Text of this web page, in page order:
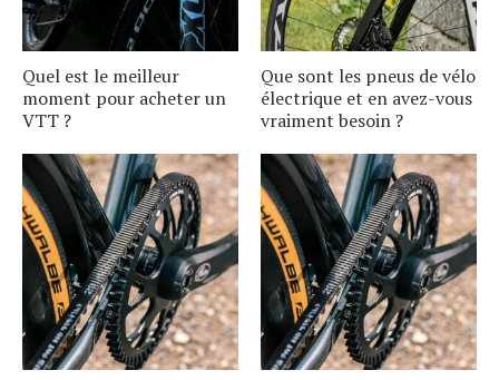
Quel est le meilleur
moment pour acheter un
VTT ?
Que sont les pneus de vélo
électrique et en avez-vous
vraiment besoin ?